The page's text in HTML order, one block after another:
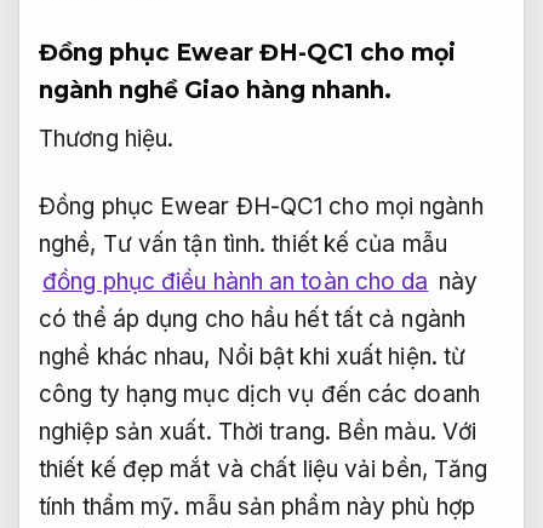
Đồng phục Ewear ĐH-QC1 cho mọi
ngành nghề Giao hàng nhanh.
Thương hiệu.
Đồng phục Ewear ĐH-QC1 cho mọi ngành
nghề, Tư vấn tận tình. thiết kế của mẫu
đồng phục điều hành an toàn cho da này
có thể áp dụng cho hầu hết tất cả ngành
nghề khác nhau, Nổi bật khi xuất hiện. từ
công ty hạng mục dịch vụ đến các doanh
nghiệp sản xuất. Thời trang. Bền màu. Với
thiết kế đẹp mắt và chất liệu vải bền, Tăng
tính thẩm mỹ. mẫu sản phẩm này phù hợp